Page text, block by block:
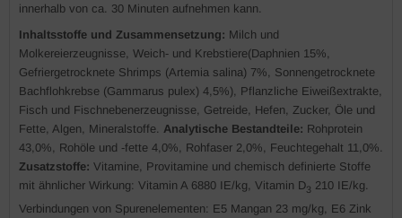
innerhalb von ca. 30 Minuten aufnehmen kann.
Inhaltsstoffe und Zusammensetzung: Milch und
Molkereierzeugnisse, Weich- und Krebstiere(Daphnien 15%,
Gefriergetrocknete Shrimps (Artemia salina) 7%, Sonnengetrocknete
Bachflohkrebse (Gammarus pulex) 4,5%), Pflanzliche Eiweißextrakte,
Fisch und Fischnebenerzeugnisse, Getreide, Hefen, Zucker, Öle und
Fette, Algen, Mineralstoffe. Analytische Bestandteile: Rohprotein
43,0%, Rohöle und -fette 4,0%, Rohfaser 2,0%, Feuchtegehalt 11,0%.
Zusatzstoffe: Vitamine, Provitamine und chemisch definierte Stoffe
mit ähnlicher Wirkung: Vitamin A 6880 IE/kg, Vitamin D3 210 IE/kg.
Verbindungen von Spurenelementen: E5 Mangan 23 mg/kg, E6 Zink